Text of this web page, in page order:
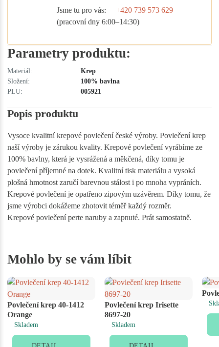
Jsme tu pro vás:
+420 739 573 629
(pracovní dny 6:00–14:30)
Parametry produktu:
Materiál:
Krep
Složení:
100% bavlna
PLU:
005921
Popis produktu
Vysoce kvalitní krepové povlečení české výroby. Povlečení krep
naší výroby je zárukou kvality. Krepové povlečení vyrábíme ze
100% bavlny, která je vysrážená a měkčená, díky tomu je
povlečení příjemné na dotek. Kvalitní tisk materiálu a vysoká
plošná hmotnost zaručí barevnou stálost i po mnoha vypráních.
Krepové povlečení je opatřeno zipovým uzávěrem. Díky tomu, že
jsme výrobci dokážeme zhotovit téměř každý rozměr.
Krepové povlečení perte naruby a zapnuté. Prát samostatně.
Mohlo by se vám líbit
Povlečení krep 40-1412
Orange
Skladem
Povlečení krep Irisette
8697-20
Skladem